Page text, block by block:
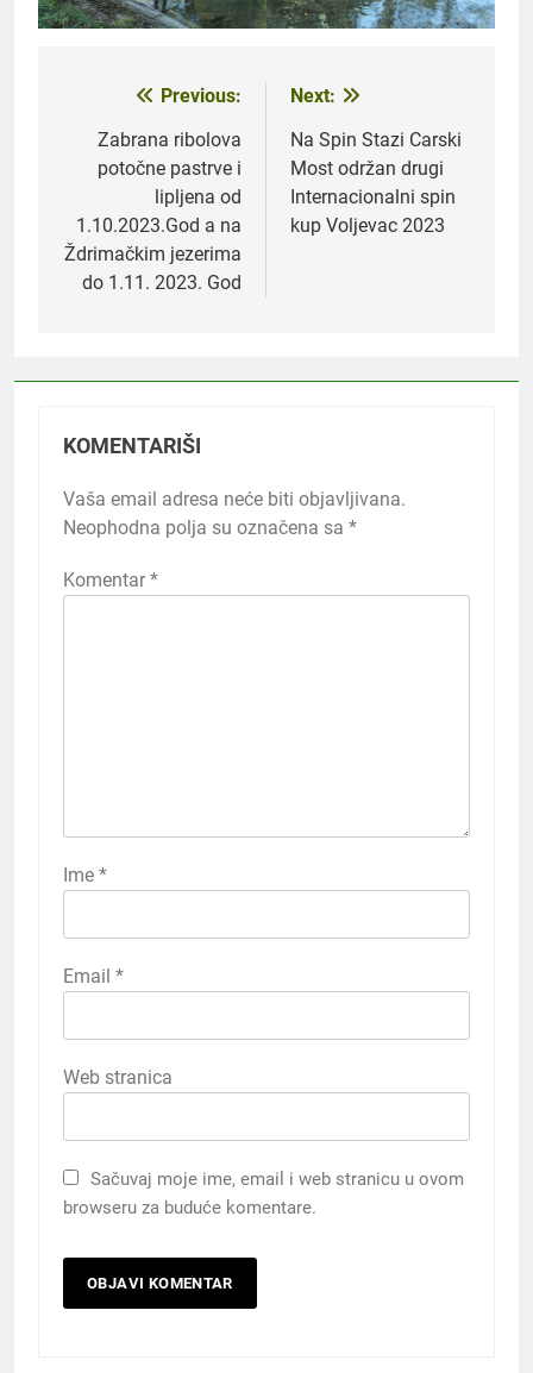
Navigacija
članaka
Previous:
Zabrana ribolova
potočne pastrve i
lipljena od
1.10.2023.God a na
Ždrimačkim jezerima
do 1.11. 2023. God
Next:
Na Spin Stazi Carski
Most održan drugi
Internacionalni spin
kup Voljevac 2023
KOMENTARIŠI
Vaša email adresa neće biti objavljivana.
Neophodna polja su označena sa *
Komentar *
Ime *
Email *
Web stranica
Sačuvaj moje ime, email i web stranicu u ovom
browseru za buduće komentare.